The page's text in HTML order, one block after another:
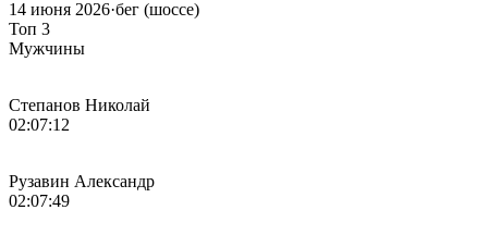
14 июня 2026·бег (шоссе)
Топ 3
Мужчины
Степанов Николай
02:07:12
Рузавин Александр
02:07:49